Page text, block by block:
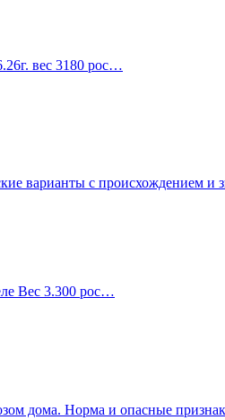
вес 3180 рос…
варианты с происхождением
Вес 3.300 рос…
дома. Норма и опасные